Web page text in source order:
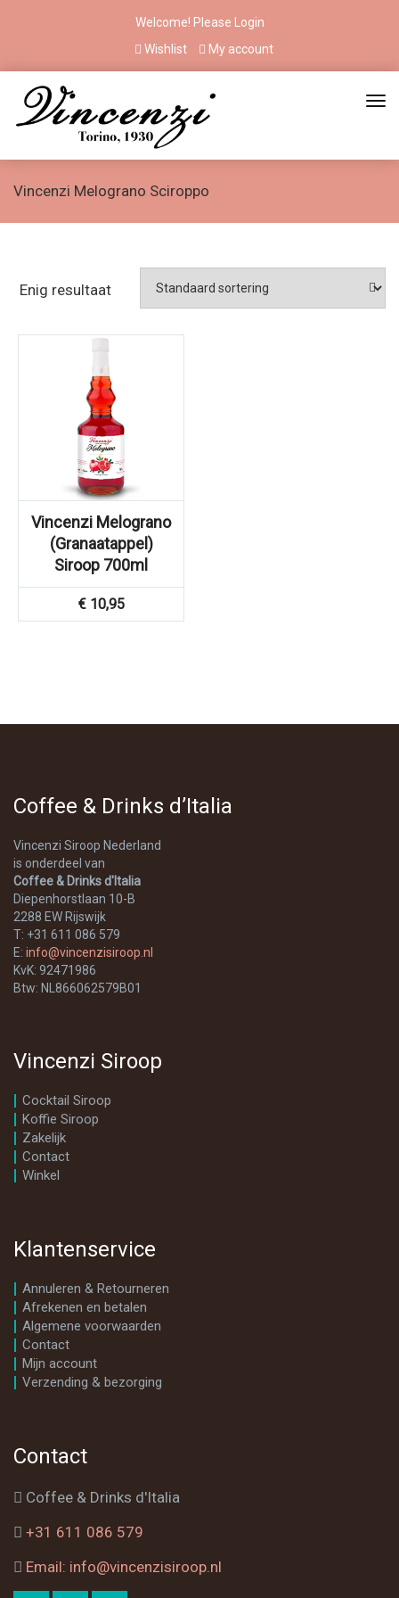
Welcome! Please
Login
Wishlist
My account
Vincenzi Melograno Sciroppo
Enig resultaat
Vincenzi Melograno
(Granaatappel)
Siroop 700ml
€10,95
Coffee & Drinks d’Italia
Vincenzi Siroop Nederland
is onderdeel van
Coffee & Drinks d'Italia
Diepenhorstlaan 10-B
2288 EW Rijswijk
T: +31 611 086 579
E: info@vincenzisiroop.nl
KvK: 92471986
Btw: NL866062579B01
Vincenzi Siroop
Cocktail Siroop
Koffie Siroop
Zakelijk
Contact
Winkel
Klantenservice
Annuleren & Retourneren
Afrekenen en betalen
Algemene voorwaarden
Contact
Mijn account
Verzending & bezorging
Contact
Coffee & Drinks d'Italia
+31 611 086 579
Email: info@vincenzisiroop.nl